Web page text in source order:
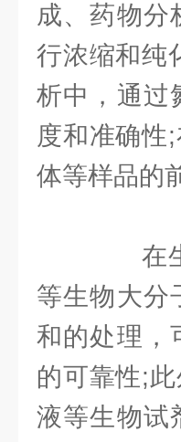
成、药物分
行浓缩和纯
析中，通过
度和准确性
体等样品的
在生
等生物大分
和的处理，
的可靠性;
液等生物试